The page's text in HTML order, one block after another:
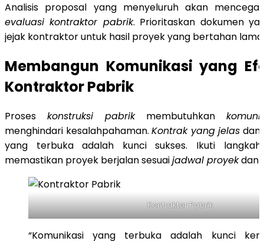
Analisis proposal yang menyeluruh akan
evaluasi kontraktor pabrik. Prioritaskan dokumen
jejak kontraktor untuk hasil proyek yang bertahan lama.
Membangun Komunikasi yang
Kontraktor Pabrik
Proses konstruksi pabrikmembutuhkan
menghindari kesalahpahaman.Kontrak yang jelas dan
yang terbuka adalah kunci sukses. Ikuti
memastikan proyek berjalan sesuaijadwal proyekdan
Kontraktor Pabrik
“Komunikasi yang terbuka adalah kunci